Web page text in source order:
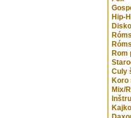
Hip-
Disko
Rom
Culy
Koro
Mix/